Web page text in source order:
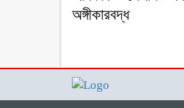
অঙ্গীকারবদ্ধ